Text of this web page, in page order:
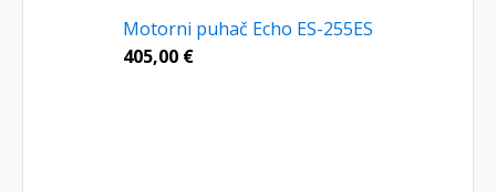
Motorni puhač Echo ES-255ES
405,00 €